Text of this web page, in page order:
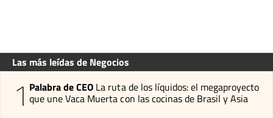
Las más leídas de Negocios
1 Palabra de CEO La ruta de los líquidos: el megaproyecto
que une Vaca Muerta con las cocinas de Brasil y Asia